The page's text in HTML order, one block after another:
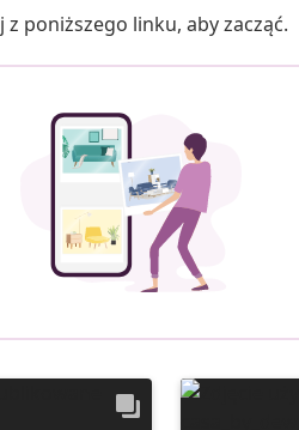
poniższego linku, aby zacząć.